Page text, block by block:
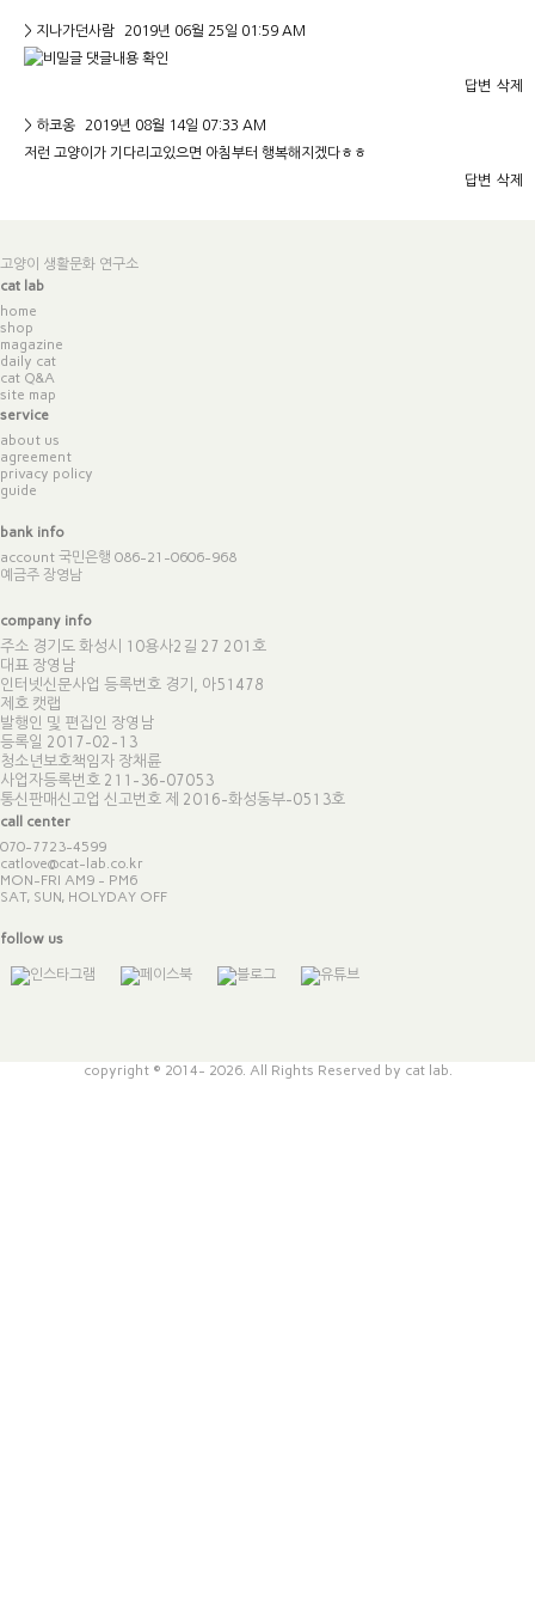
> 지나가던사람
2019년 06월 25일 01:59 AM
댓글내용 확인
답변 삭제
> 하코옹
2019년 08월 14일 07:33 AM
저런 고양이가 기다리고있으면 아침부터 행복해지겠다ㅎㅎ
답변 삭제
고양이 생활문화 연구소
cat lab
home
shop
magazine
daily cat
cat Q&A
site map
service
about us
agreement
privacy policy
guide
bank info
account 국민은행 086-21-0606-968
예금주 장영남
company info
주소 경기도 화성시 10용사2길 27 201호
대표 장영남
인터넷신문사업 등록번호 경기, 아51478
제호 캣랩
발행인 및 편집인 장영남
등록일 2017-02-13
청소년보호책임자 장채륜
사업자등록번호 211-36-07053
통신판매신고업 신고번호 제 2016-화성동부-0513호
call center
070-7723-4599
catlove@cat-lab.co.kr
MON-FRI AM9 - PM6
SAT, SUN, HOLYDAY OFF
follow us
copyright © 2014- 2026. All Rights Reserved by cat lab.